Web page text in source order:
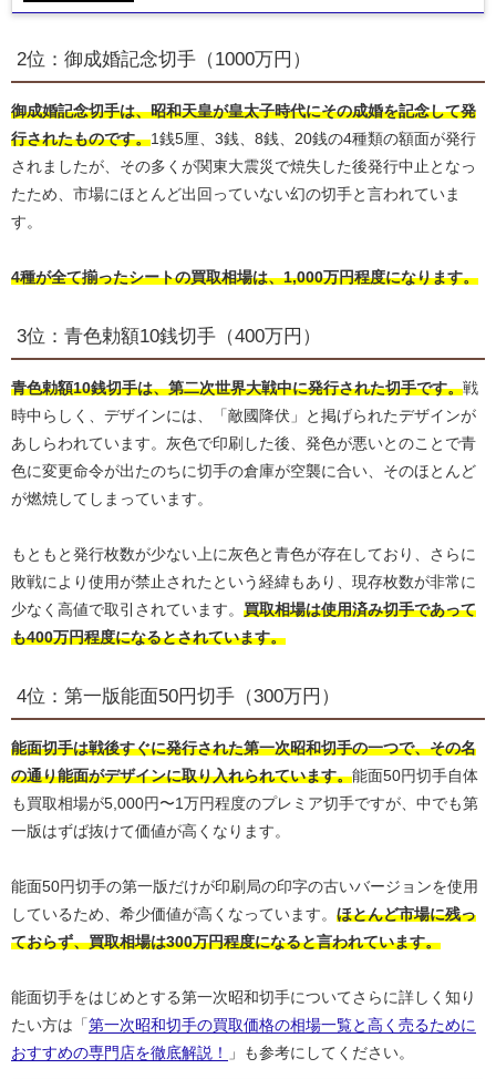
2位：御成婚記念切手（1000万円）
御成婚記念切手は、昭和天皇が皇太子時代にその成婚を記念して発
行されたものです。1銭5厘、3銭、8銭、20銭の4種類の額面が発行
されましたが、その多くが関東大震災で焼失した後発行中止となっ
たため、市場にほとんど出回っていない幻の切手と言われていま
す。
4種が全て揃ったシートの買取相場は、1,000万円程度になります。
3位：青色勅額10銭切手（400万円）
青色勅額10銭切手は、第二次世界大戦中に発行された切手です。戦
時中らしく、デザインには、「敵國降伏」と掲げられたデザインが
あしらわれています。灰色で印刷した後、発色が悪いとのことで青
色に変更命令が出たのちに切手の倉庫が空襲に合い、そのほとんど
が燃焼してしまっています。
もともと発行枚数が少ない上に灰色と青色が存在しており、さらに
敗戦により使用が禁止されたという経緯もあり、現存枚数が非常に
少なく高値で取引されています。 買取相場は使用済み切手であって
も400万円程度になるとされています。
4位：第一版能面50円切手（300万円）
能面切手は戦後すぐに発行された第一次昭和切手の一つで、その名
の通り能面がデザインに取り入れられています。能面50円切手自体
も買取相場が5,000円〜1万円程度のプレミア切手ですが、中でも第
一版はずば抜けて価値が高くなります。
能面50円切手の第一版だけが印刷局の印字の古いバージョンを使用
しているため、希少価値が高くなっています。 ほとんど市場に残っ
ておらず、買取相場は300万円程度になると言われています。
能面切手をはじめとする第一次昭和切手についてさらに詳しく知り
たい方は「 第一次昭和切手の買取価格の相場一覧と高く売るために
おすすめの専門店を徹底解説！
」も参考にしてください。